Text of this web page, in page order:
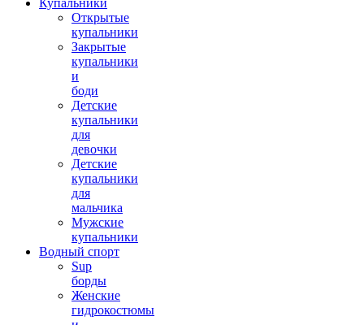
Купальники
Открытые
купальники
Закрытые
купальники
и
боди
Детские
купальники
для
девочки
Детские
купальники
для
мальчика
Мужские
купальники
Водный спорт
Sup
борды
Женские
гидрокостюмы